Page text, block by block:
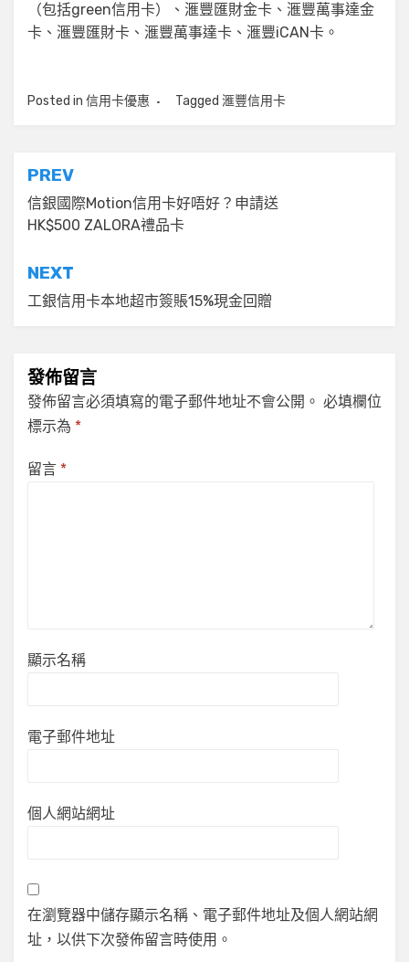
（包括green信用卡）、滙豐匯財金卡、滙豐萬事達金
卡、滙豐匯財卡、滙豐萬事達卡、滙豐iCAN卡。
Posted in 信用卡優惠 Tagged 滙豐信用卡
文
章
導
覽
PREV
信銀國際Motion信用卡好唔好？申請送
HK$500 ZALORA禮品卡
NEXT
工銀信用卡本地超市簽賬15%現金回贈
發佈留言
發佈留言必須填寫的電子郵件地址不會公開。 必填欄位
標示為 *
留言 *
顯示名稱
電子郵件地址
個人網站網址
在瀏覽器中儲存顯示名稱、電子郵件地址及個人網站網
址，以供下次發佈留言時使用。